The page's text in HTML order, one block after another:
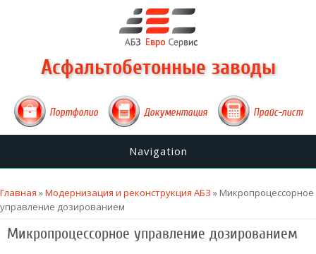
Асфальтобетонные заводы
Портфолио Документация Прайс-лист
Navigation
Вы здесь
Главная »Модернизация и реконструкция АБЗ » Микропроцессорное
управление дозированием
Микропроцессорное управление дозированием